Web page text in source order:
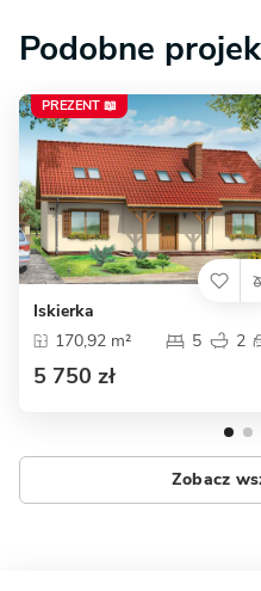
Podobne
PREZENT 📖
Iskierka
170,92 m²
5 2
5 750 zł
Zobacz